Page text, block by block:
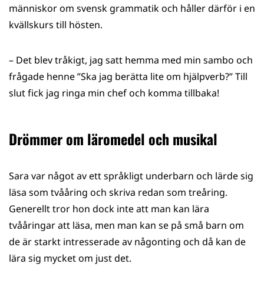
människor om svensk grammatik och håller därför i en
kvällskurs till hösten.
– Det blev tråkigt, jag satt hemma med min sambo och
frågade henne ”Ska jag berätta lite om hjälpverb?” Till
slut fick jag ringa min chef och komma tillbaka!
Drömmer om läromedel och musikal
Sara var något av ett språkligt underbarn och lärde sig
läsa som tvååring och skriva redan som treåring.
Generellt tror hon dock inte att man kan lära
tvååringar att läsa, men man kan se på små barn om
de är starkt intresserade av någonting och då kan de
lära sig mycket om just det.